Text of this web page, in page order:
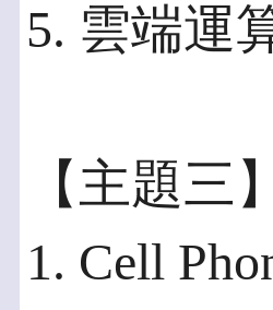
5. 雲端運
【主題三】
1. Cell